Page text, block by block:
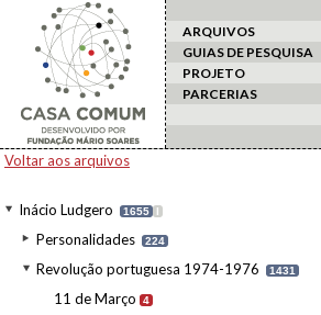
ARQUIVOS
GUIAS DE PESQUISA
PROJETO
PARCERIAS
Voltar aos arquivos
Inácio Ludgero 1655 I
Personalidades 224
Revolução portuguesa 1974-1976 1431
11 de Março 4